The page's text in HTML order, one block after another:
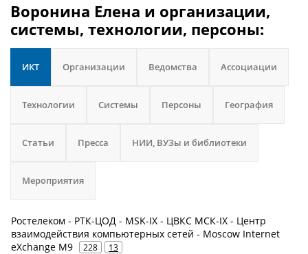
Воронина Елена и организации,
системы, технологии, персоны:
ИКТ Организации Ведомства Ассоциации
Технологии Системы Персоны География
Статьи Пресса НИИ, ВУЗы и библиотеки
Мероприятия
Ростелеком - РТК-ЦОД - MSK-IX - ЦВКС МСК-IX - Центр
взаимодействия компьютерных сетей - Moscow Internet
eXchange M9
228 13